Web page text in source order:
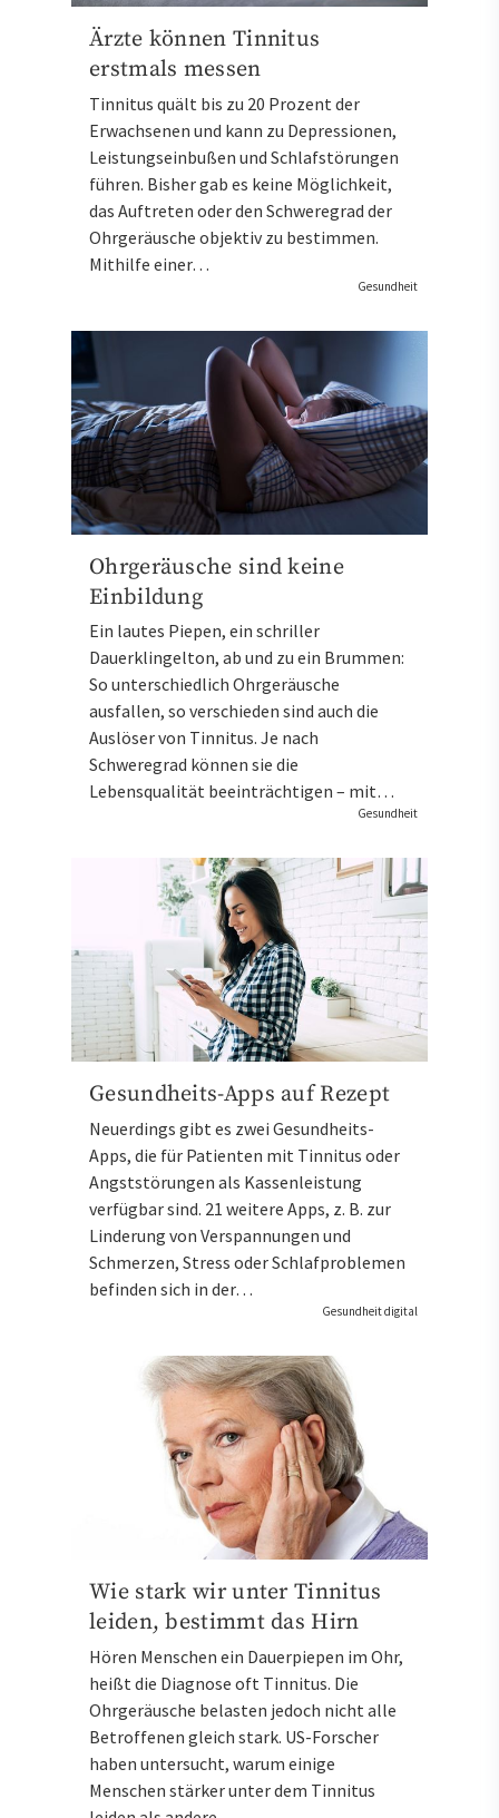
Ärzte können Tinnitus
erstmals messen
Tinnitus quält bis zu 20 Prozent der
Erwachsenen und kann zu Depressionen,
Leistungseinbußen und Schlafstörungen
führen. Bisher gab es keine Möglichkeit,
das Auftreten oder den Schweregrad der
Ohrgeräusche objektiv zu bestimmen.
Mithilfe einer…
Gesundheit
Ohrgeräusche sind keine
Einbildung
Ein lautes Piepen, ein schriller
Dauerklingelton, ab und zu ein Brummen:
So unterschiedlich Ohrgeräusche
ausfallen, so verschieden sind auch die
Auslöser von Tinnitus. Je nach
Schweregrad können sie die
Lebensqualität beeinträchtigen – mit…
Gesundheit
Gesundheits-Apps auf Rezept
Neuerdings gibt es zwei Gesundheits-
Apps, die für Patienten mit Tinnitus oder
Angststörungen als Kassenleistung
verfügbar sind. 21 weitere Apps, z. B. zur
Linderung von Verspannungen und
Schmerzen, Stress oder Schlafproblemen
befinden sich in der…
Gesundheit digital
Wie stark wir unter Tinnitus
leiden, bestimmt das Hirn
Hören Menschen ein Dauerpiepen im Ohr,
heißt die Diagnose oft Tinnitus. Die
Ohrgeräusche belasten jedoch nicht alle
Betroffenen gleich stark. US-Forscher
haben untersucht, warum einige
Menschen stärker unter dem Tinnitus